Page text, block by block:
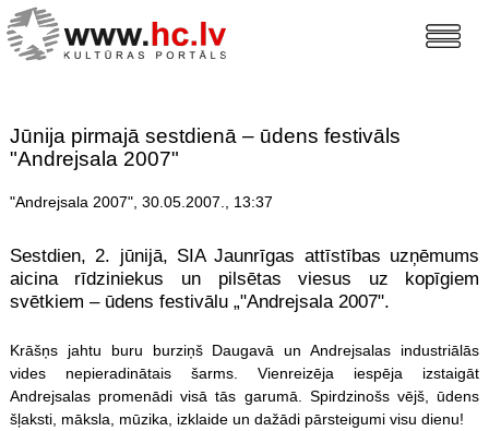
Jūnija pirmajā sestdienā – ūdens festivāls
"Andrejsala 2007"
"Andrejsala 2007", 30.05.2007., 13:37
Sestdien, 2. jūnijā, SIA Jaunrīgas attīstības uzņēmums
aicina rīdziniekus un pilsētas viesus uz kopīgiem
svētkiem – ūdens festivālu „"Andrejsala 2007".
Krāšņs jahtu buru burziņš Daugavā un Andrejsalas industriālās
vides nepieradinātais šarms. Vienreizēja iespēja izstaigāt
Andrejsalas promenādi visā tās garumā. Spirdzinošs vējš, ūdens
šļaksti, māksla, mūzika, izklaide un dažādi pārsteigumi visu dienu!